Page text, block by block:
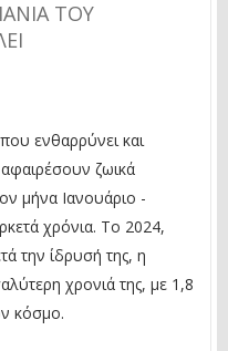
ΤΟΥ
ενθαρρύνει και
ζωικά
μήνα Ιανουάριο -
χρόνια. Το 2024,
την ίδρυσή της, η
χρονιά της, με 1,8
κόσμο.